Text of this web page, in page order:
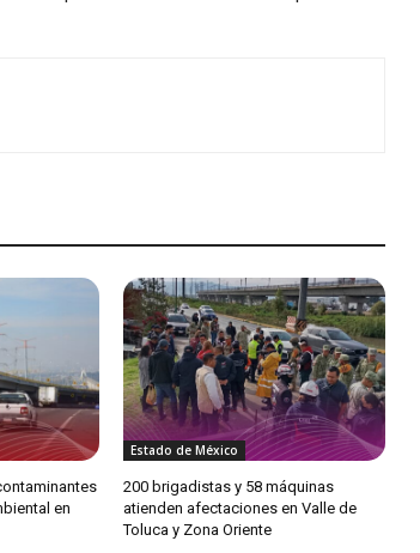
en
Estado de México
200 brigadistas y 58 máquinas
atienden afectaciones en Valle de
Toluca y Zona Oriente